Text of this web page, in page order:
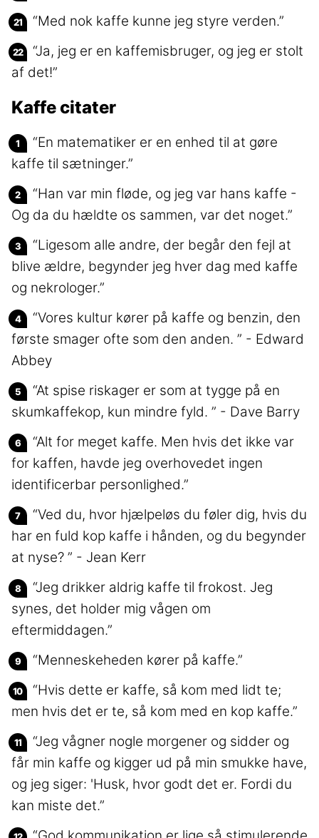
“Med nok kaffe kunne jeg styre verden.”
“Ja, jeg er en kaffemisbruger, og jeg er stolt
af det!”
Kaffe citater
“En matematiker er en enhed til at gøre
kaffe til sætninger.”
“Han var min fløde, og jeg var hans kaffe -
Og da du hældte os sammen, var det noget.”
“Ligesom alle andre, der begår den fejl at
blive ældre, begynder jeg hver dag med kaffe
og nekrologer.”
“Vores kultur kører på kaffe og benzin, den
første smager ofte som den anden. ” - Edward
Abbey
“At spise riskager er som at tygge på en
skumkaffekop, kun mindre fyld. ” - Dave Barry
“Alt for meget kaffe. Men hvis det ikke var
for kaffen, havde jeg overhovedet ingen
identificerbar personlighed.”
“Ved du, hvor hjælpeløs du føler dig, hvis du
har en fuld kop kaffe i hånden, og du begynder
at nyse? ” - Jean Kerr
“Jeg drikker aldrig kaffe til frokost. Jeg
synes, det holder mig vågen om
eftermiddagen.”
“Menneskeheden kører på kaffe.”
“Hvis dette er kaffe, så kom med lidt te;
men hvis det er te, så kom med en kop kaffe.”
“Jeg vågner nogle morgener og sidder og
får min kaffe og kigger ud på min smukke have,
og jeg siger: 'Husk, hvor godt det er. Fordi du
kan miste det.”